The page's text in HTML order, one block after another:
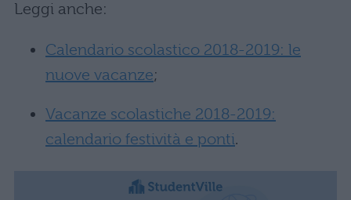
Leggi anche:
Calendario scolastico 2018-2019: le
nuove vacanze;
Vacanze scolastiche 2018-2019:
calendario festività e ponti.